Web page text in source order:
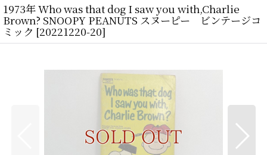
1973年 Who was that dog I saw you with,Charlie
Brown? SNOOPY PEANUTS スヌーピー ビンテージコ
ミック [20221220-20]